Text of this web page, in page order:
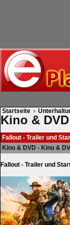
Startseite
Kino & DVD
Fallout - Trailer und
Kino & DVD - Kino &
Fallout - Trailer und